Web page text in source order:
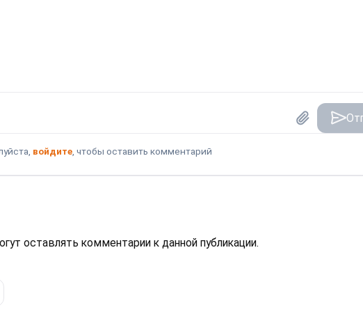
войдите, чтобы оставить комментарий
оставлять комментарии к данной публикации.